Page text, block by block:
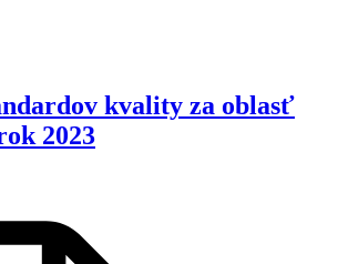
kvality za oblasť
2023